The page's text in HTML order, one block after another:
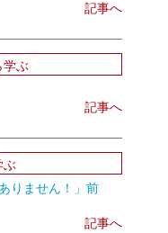
記事へ
学ぶ
記事へ
ぶ
りません！」前
記事へ